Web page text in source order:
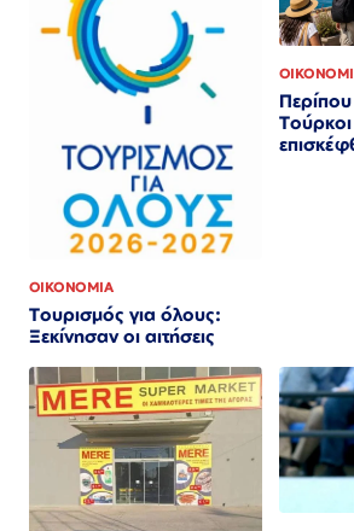
ΟΙΚΟΝΟΜΙΑ
Τουρισμός για όλους:
Ξεκίνησαν οι αιτήσεις
Τούρκοι